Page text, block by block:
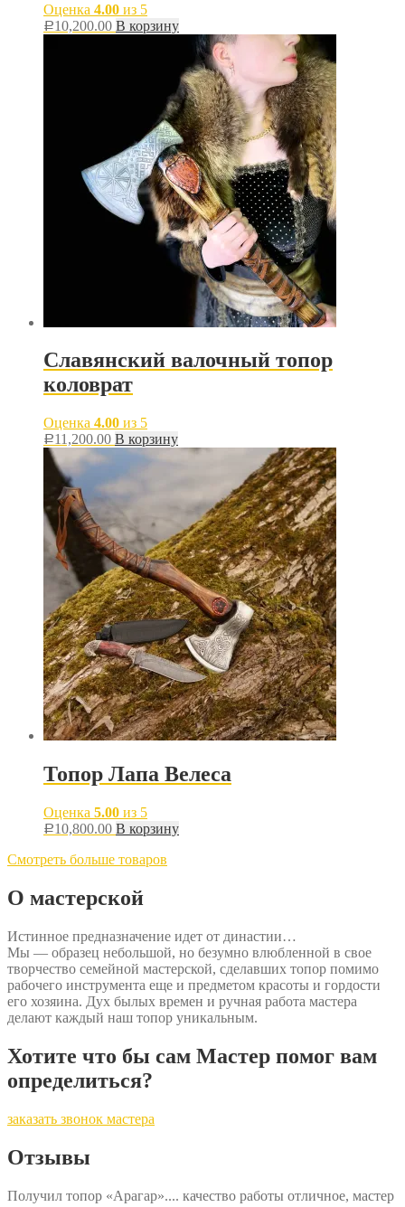
Оценка 4.00 из 5
Р10,200.00 В корзину
Славянский валочный топор
коловрат
Оценка 4.00 из 5
Р11,200.00 В корзину
Топор Лапа Велеса
Оценка 5.00 из 5
Р10,800.00 В корзину
Смотреть больше товаров
О мастерской
Истинное предназначение идет от династии…
Мы — образец небольшой, но безумно влюбленной в свое
творчество семейной мастерской, сделавших топор помимо
рабочего инструмента еще и предметом красоты и гордости
его хозяина. Дух былых времен и ручная работа мастера
делают каждый наш топор уникальным.
Хотите что бы сам Мастер помог вам
определиться?
заказать звонок мастера
Отзывы
Получил топор «Арагар».... качество работы отличное, мастер